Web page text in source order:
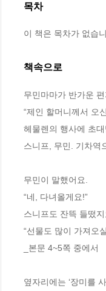
목차
이 책은 목차가 없습
책속으로
무민마마가 반가운 편
“제인 할머니께서 오
헤물렌의 행사에 초
스니프, 무민. 기차역
무민이 말했어요.
“네, 다녀올게요!”
스니프도 잔뜩 들떴지
“선물도 많이 가져오
_본문 4~5쪽 중에서
옆자리에는 ‘장미를